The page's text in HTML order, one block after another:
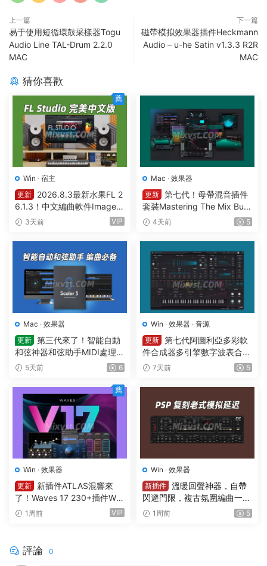
上一篇
易于使用短循環鼓采樣器Togu
Audio Line TAL-Drum 2.2.0
MAC
下一篇
磁帶模拟效果器插件Heckmann
Audio – u-he Satin v1.3.3 R2R
MAC
猜你喜歡
Win · 宿主
更新
2026.8.3最新水果FL 2
6.1.3！中文編曲軟件Image-L
ine – FL Studio Producer Edi
ugins WIN
3天前 VIP
薦
Mac · 效果器
更新 第七代！母帶混音插件
套裝Mastering The Mix Bun
dle v2026.7.21 U2B MAC-M
4天前 5
Mac · 效果器
更新 第三代來了！智能自動
和弦神器和弦助手MIDI處理Pl
ugin Boutique – Scaler 3 v3.
5天前 6
Win · 效果器 · 音源
更新 第七代阿圖利亞多彩軟
件合成器多引擎數字波表合成
器 Arturia Pigments v7.0.1 C
7天前 5
Win · 效果器
更新
新插件ATLAS混響來
了！Waves 17 230+插件Wa
ves Ultimate v2026.07.27 In
1周前 VIP
薦
Win · 效果器
新插件 溫暖回聲神器，自帶
閃避門限，複古氛圍編曲一步
到位延遲插件效果器 PSPaud
1周前 5
評論 0